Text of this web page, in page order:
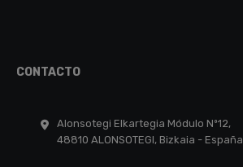
CONTACTO
Alonsotegi Elkartegia Módulo Nº12,
48810 ALONSOTEGI, Bizkaia - España